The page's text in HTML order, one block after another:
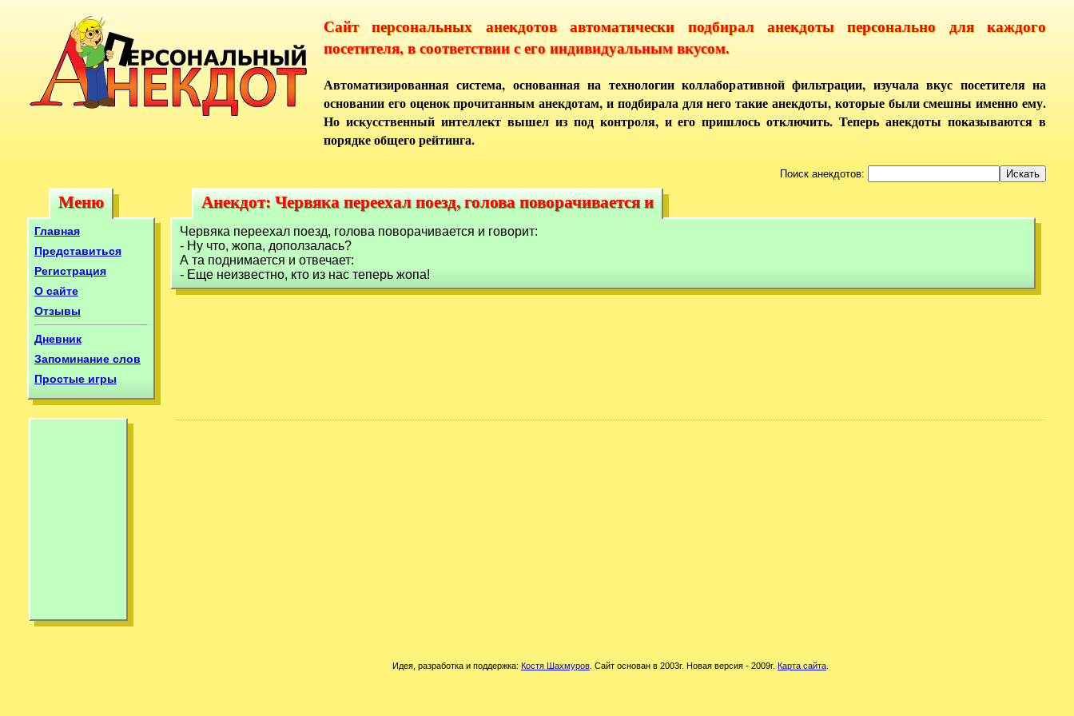
Сайт персональных анекдотов автоматически подбирал анекдоты персонально для каждого
посетителя, в соответствии с его индивидуальным вкусом.
Автоматизированная система, основанная на технологии коллаборативной фильтрации, изучала вкус посетителя на
основании его оценок прочитанным анекдотам, и подбирала для него такие анекдоты, которые были смешны именно ему.
Но искусственный интеллект вышел из под контроля, и его пришлось отключить. Теперь анекдоты показываются в
порядке общего рейтинга.
Поиск анекдотов:
Меню
Меню
Главная
Представиться
Регистрация
О сайте
Отзывы
Дневник
Запоминание слов
Простые игры
Анекдот: Червяка переехал поезд, голова поворачивается и
Анекдот: Червяка переехал поезд, голова поворачивается и
Червяка переехал поезд, голова поворачивается и говорит:
- Ну что, жопа, доползалась?
А та поднимается и отвечает:
- Еще неизвестно, кто из нас теперь жопа!
Идея, разработка и поддержка: Костя Шахмуров . Сайт основан в 2003г. Новая версия - 2009г. Карта сайта